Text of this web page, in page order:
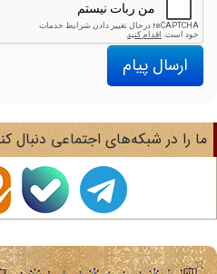
ارسال پیام
را در شبکه‌های اجتماعی دنبال کنید